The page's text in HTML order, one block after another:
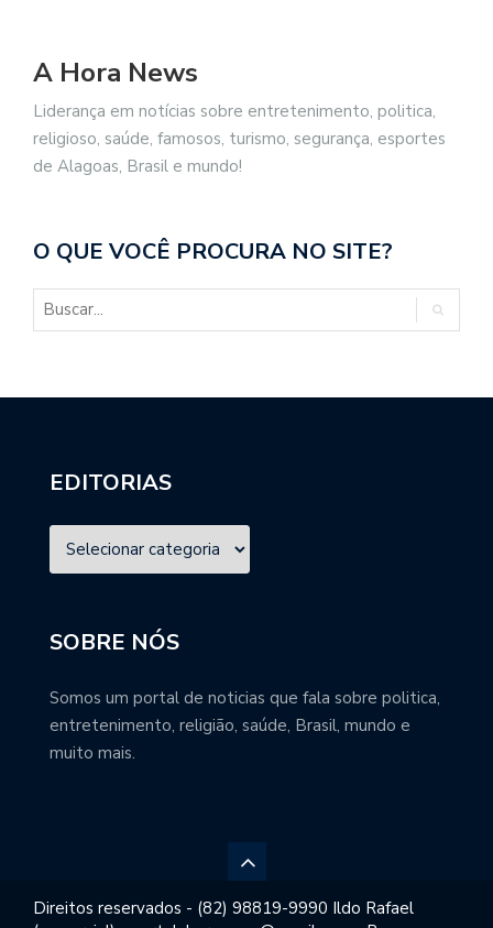
A Hora News
Liderança em notícias sobre entretenimento, politica,
religioso, saúde, famosos, turismo, segurança, esportes
de Alagoas, Brasil e mundo!
O QUE VOCÊ PROCURA NO SITE?
EDITORIAS
SOBRE NÓS
Somos um portal de noticias que fala sobre politica,
entretenimento, religião, saúde, Brasil, mundo e
muito mais.
Direitos reservados - (82) 98819-9990 Ildo Rafael